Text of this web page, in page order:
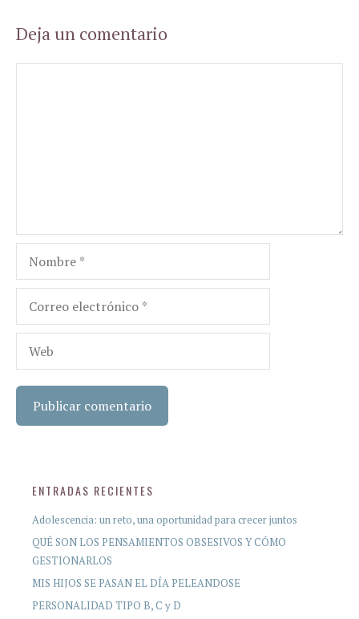
Deja un comentario
Nombre
Correo
electrónico
Web
ENTRADAS RECIENTES
Adolescencia: un reto, una oportunidad para crecer juntos
QUÉ SON LOS PENSAMIENTOS OBSESIVOS Y CÓMO
GESTIONARLOS
MIS HIJOS SE PASAN EL DÍA PELEANDOSE
PERSONALIDAD TIPO B, C y D